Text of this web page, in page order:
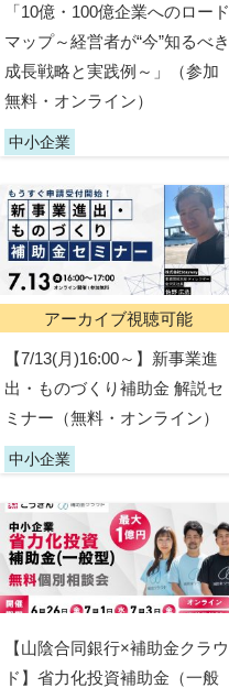
「10億・100億企業へのロード
マップ～経営者が“今”知るべき
成長戦略と実践例～」（参加
無料・オンライン）
中小企業
アーカイブ視聴可能
【7/13(月)16:00～】新事業進
出・ものづくり補助金 解説セ
ミナー（無料・オンライン）
中小企業
【山陰合同銀行×補助金クラウ
ド】省力化投資補助金（一般